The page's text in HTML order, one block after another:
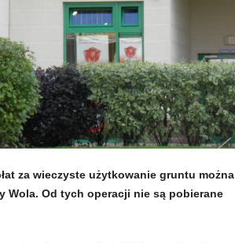
za wieczyste użytkowanie gruntu można
Wola. Od tych operacji nie są pobierane